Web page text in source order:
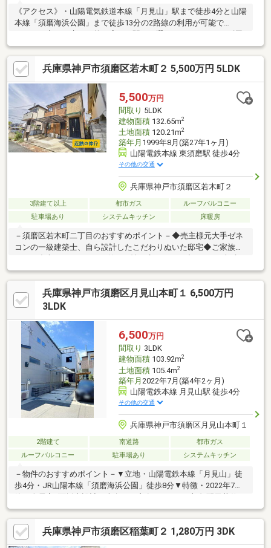
《アクセス》・山陽電気鉄道本線「月見山」駅まで徒歩4分と山陽
本線「須磨海浜公園」まで徒歩13分の2路線の利用が可能で
辺環境・立地条件》・第一種低層住居専用地域の閑静な住宅街に
立地。周辺は低層住宅の街並みが広がっております。《道路・方
位等》・北東・北西の角地です。採光・通風に優れ、開放感ある
立地条件です。《一部オーナーチェンジ物件につき現賃貸借契約
の引継が条件です》
兵庫県神戸市須磨区若木町２ 5,500万円 5LDK
5,500万円
間取り 5LDK
建物面積132.65m2
土地面積120.21m2
築年月 1999年8月(築27年1ヶ月)
山陽電鉄本線 東須磨駅 徒歩4分
その他の交通
兵庫県神戸市須磨区若木町２
3階建て以上 都市ガス
ルーフバルコニー
駐車場あり
システムキッチン 床暖房
－須磨区若木町二丁目のおすすめポイント－◆売主様元大手ゼネ
コンの一級建築士、自ら設計したこだわりぬいた邸宅◆ご家族団
暖房搭載。寒い季節も快適に過ごせます。◆窓が効果的に配置さ
れていて、自然光を取り込みやすい設計です。◆各階に洗面台・
トイレが設置されていて、来客時などに便利です。◆3階にルー
フバルコニーがあり、通風・採光良好です。◆重厚感あふれる外
陽光発電システム搭載＆売電可能で毎月のランニングコストを軽
減します。◆室内は売主様が丁寧に使用されています。
兵庫県神戸市須磨区月見山本町１ 6,500万円
3LDK
6,500万円
間取り 3LDK
建物面積103.92m2
土地面積105.4m2
築年月 2022年7月(築4年2ヶ月)
山陽電鉄本線 月見山駅 徒歩4分
その他の交通
兵庫県神戸市須磨区月見山本町１
2階建て 南道路
都市ガス
ルーフバルコニー
駐車場あり システムキッチン
－物件のおすすめポイント－▼立地・山陽電鉄本線「月見山」徒
歩4分・JR山陽本線「須磨海浜公園」徒歩8分▼特徴・2022年7月
様、天窓・備え付けのプロジェクター有・食洗機搭載のアイラン
ドキッチン、パントリー付・キッチン近くに洗面脱衣室を配置、
家事動線良好・主寝室は約8帖、書斎約2帖・WIC約3帖が隣接・全
居室に収納スペース有・駐車場有(車種による)▼設備・床暖房・
兵庫県神戸市須磨区稲葉町２ 1,280万円 3DK